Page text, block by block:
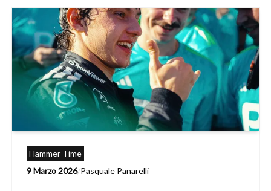
Hammer Time
9 Marzo 2026/Pasquale Panarelli